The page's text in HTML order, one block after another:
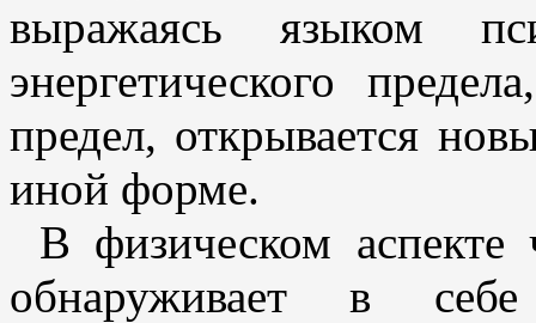
выражаясь языком
энергетического
предел, открывается
иной форме.
В физическом аспекте
обнаруживает в